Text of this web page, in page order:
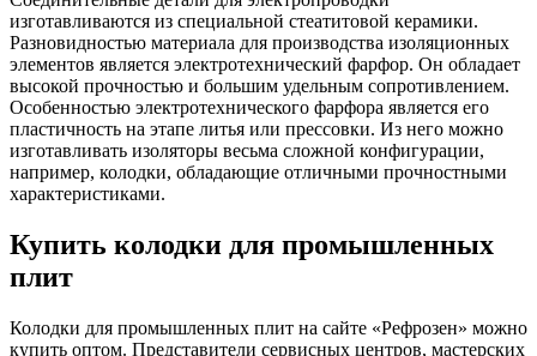
изготавливаются из специальной стеатитовой керамики.
Разновидностью материала для производства изоляционных
элементов является электротехнический фарфор. Он обладает
высокой прочностью и большим удельным сопротивлением.
Особенностью электротехнического фарфора является его
пластичность на этапе литья или прессовки. Из него можно
изготавливать изоляторы весьма сложной конфигурации,
например, колодки, обладающие отличными прочностными
характеристиками.
Купить колодки для промышленных
плит
Колодки для промышленных плит на сайте «Рефрозен» можно
купить оптом. Представители сервисных центров, мастерских